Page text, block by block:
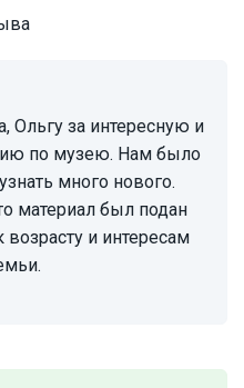
по музею. Нам было
много нового.
материал был подан
и интересам